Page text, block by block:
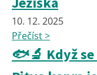
10. 12. 2025
Přečíst >
🐟🔬 Když